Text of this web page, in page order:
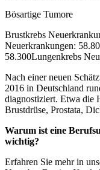
Bösartige Tumore
Brustkrebs
Neuerkrankungen:
58.300Lungenkrebs
Nach einer neuen
2016 in Deutsch­land
diagnostiziert. Etwa die
Brustdrüse, Prostata,
Warum ist eine
wichtig?
Erfahren Sie mehr in